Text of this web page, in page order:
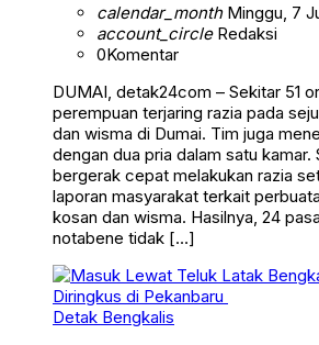
calendar_monthMinggu, 7
account_circleRedaksi
0Komentar
DUMAI, detak24com – Sekitar 51
perempuan terjaring razia pada
dan wisma di Dumai. Tim juga
dengan dua pria dalam satu kamar.
bergerak cepat melakukan razia
laporan masyarakat terkait
kosan dan wisma. Hasilnya, 24
notabene tidak […]
Detak Bengkalis